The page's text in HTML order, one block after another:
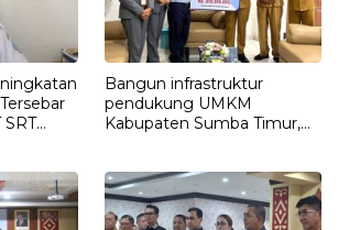
Bangun infrastruktur
pendukung UMKM
Kabupaten Sumba Timur,